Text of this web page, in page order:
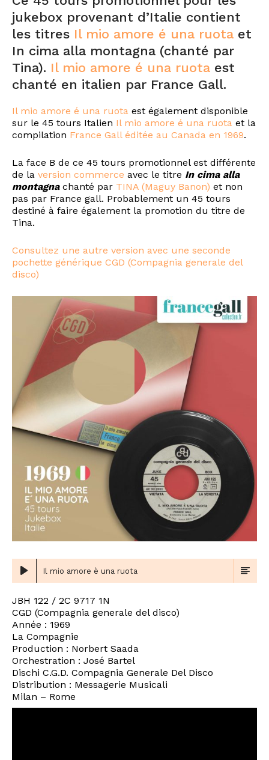
jukebox provenant d’Italie contient
les titres Il mio amore é una ruota et
In cima alla montagna (chanté par
Tina). Il mio amore é una ruota est
chanté en italien par France Gall.
Il mio amore é una ruota est également disponible
sur le 45 tours Italien Il mio amore é una ruota et la
compilation France Gall éditée au Canada en 1969.
La face B de ce 45 tours promotionnel est différente
de la version commerce avec le titre In cima alla
montagnachanté par TINA (Maguy Banon) et non
pas par France gall. Probablement un 45 tours
destiné à faire également la promotion du titre de
Tina.
Consultez une autre version avec une seconde
pochette générique CGD (Compagnia generale del
disco)
Il mio amore è una ruota
JBH 122 / 2C 9717 1N
CGD (Compagnia generale del disco)
Année : 1969
La Compagnie
Production : Norbert Saada
Orchestration : José Bartel
Dischi C.G.D. Compagnia Generale Del Disco
Distribution : Messagerie Musicali
Milan – Rome